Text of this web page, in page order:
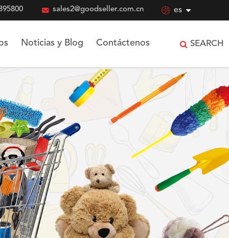
 sales2@goodseller.com.cn  es
Noticias y Blog Contáctenos SEARCH